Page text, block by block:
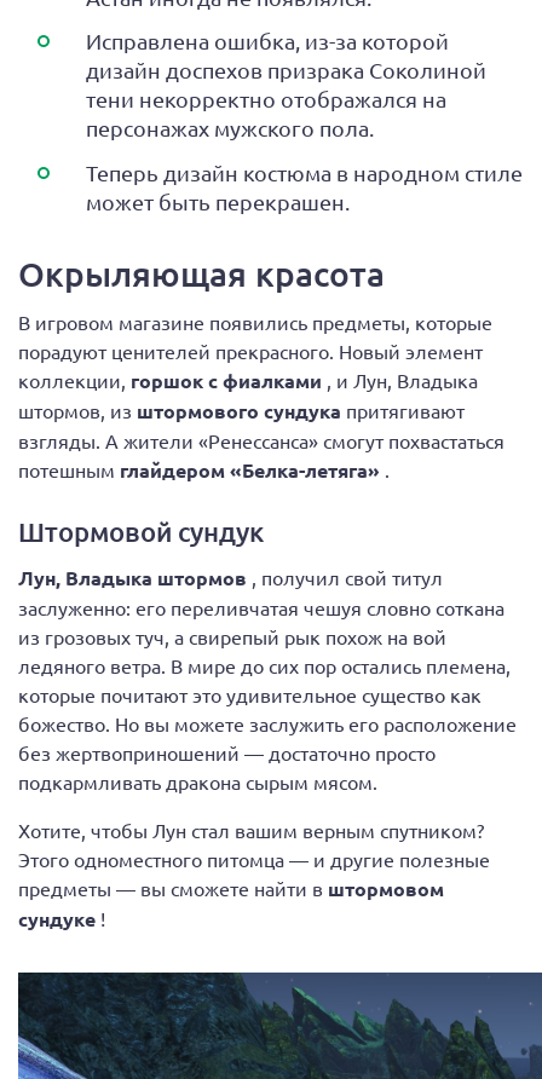
Исправлена ошибка, из-за которой
дизайн доспехов призрака Соколиной
тени некорректно отображался на
персонажах мужского пола.
Теперь дизайн костюма в народном стиле
может быть перекрашен.
Окрыляющая красота
В игровом магазине появились предметы, которые
порадуют ценителей прекрасного. Новый элемент
коллекции, горшок с фиалками
, и Лун, Владыка
штормов, из штормового сундука притягивают
взгляды. А жители «Ренессанса» смогут похвастаться
потешным глайдером «Белка-летяга»
Штормовой сундук
Лун, Владыка штормов
, получил свой титул
заслуженно: его переливчатая чешуя словно соткана
из грозовых туч, а свирепый рык похож на вой
ледяного ветра. В мире до сих пор остались племена,
которые почитают это удивительное существо как
божество. Но вы можете заслужить его расположение
без жертвоприношений — достаточно просто
подкармливать дракона сырым мясом.
Хотите, чтобы Лун стал вашим верным спутником?
Этого одноместного питомца — и другие полезные
предметы — вы сможете найти в штормовом
сундуке !